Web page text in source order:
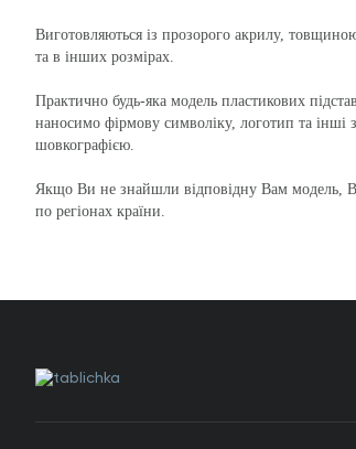
Виготовляються із прозорого акрилу,
та в інших розмірах.
Практично будь-яка модель пластикових
наносимо фірмову символіку, логотип та
шовкографією.
Якщо Ви не знайшли відповідну Вам модель,
по регіонах країни.